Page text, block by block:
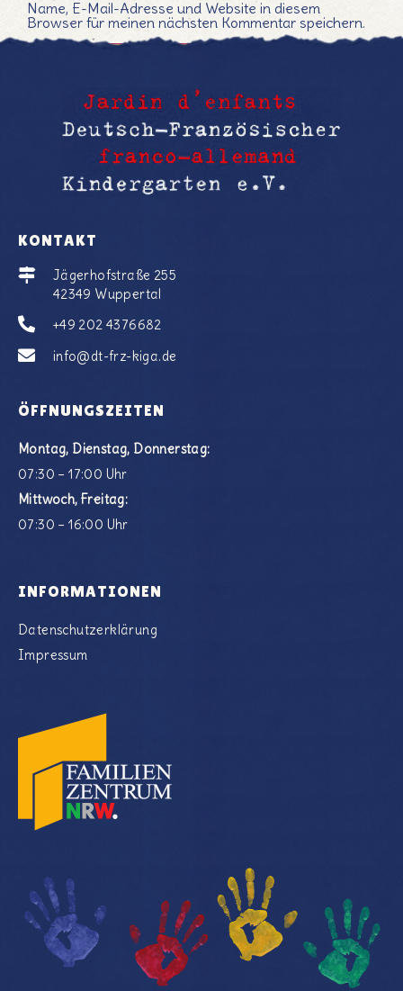
Name, E-Mail-Adresse und Website in diesem
Browser für meinen nächsten Kommentar speichern.
KONTAKT
Jägerhofstraße 255
42349 Wuppertal
+49 202 4376682
info@dt-frz-kiga.de
ÖFFNUNGSZEITEN
Montag, Dienstag, Donnerstag:
07:30 – 17:00 Uhr
Mittwoch, Freitag:
07:30 – 16:00 Uhr
INFORMATIONEN
Datenschutzerklärung
Impressum